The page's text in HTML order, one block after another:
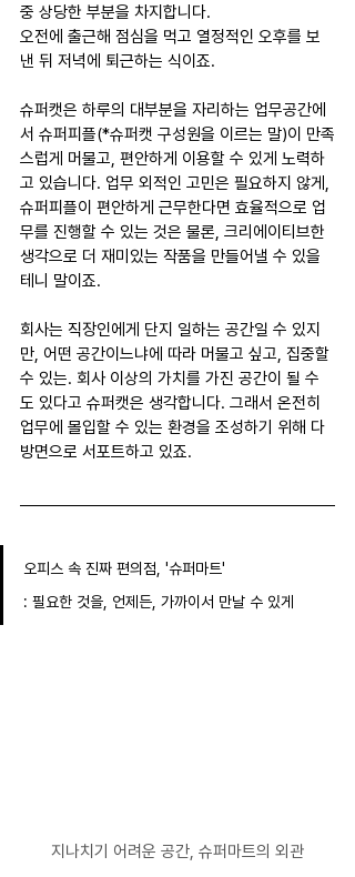
중 상당한 부분을 차지합니다.
오전에 출근해 점심을 먹고 열정적인 오후를 보
낸 뒤 저녁에 퇴근하는 식이죠.
슈퍼캣은 하루의 대부분을 자리하는 업무공간에
서 슈퍼피플(*슈퍼캣 구성원을 이르는 말)이 만족
스럽게 머물고, 편안하게 이용할 수 있게 노력하
고 있습니다. 업무 외적인 고민은 필요하지 않게,
슈퍼피플이 편안하게 근무한다면 효율적으로 업
무를 진행할 수 있는 것은 물론, 크리에이티브한
생각으로 더 재미있는 작품을 만들어낼 수 있을
테니 말이죠.
회사는 직장인에게 단지 일하는 공간일 수 있지
만, 어떤 공간이느냐에 따라 머물고 싶고, 집중할
수 있는. 회사 이상의 가치를 가진 공간이 될 수
도 있다고 슈퍼캣은 생각합니다. 그래서 온전히
업무에 몰입할 수 있는 환경을 조성하기 위해 다
방면으로 서포트하고 있죠.
오피스 속 진짜 편의점, '슈퍼마트'
: 필요한 것을, 언제든, 가까이서 만날 수 있게
지나치기 어려운 공간, 슈퍼마트의 외관